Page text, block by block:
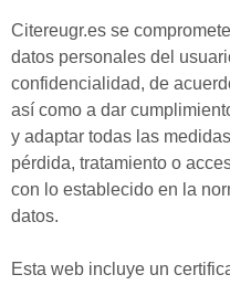
Citereugr.es se
datos personales del
confidencialidad, de
así como a dar
y adaptar todas las
pérdida, tratamiento o
con lo establecido en la
datos.
Esta web incluye un